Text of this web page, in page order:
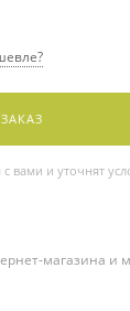
вами и уточнят
магазина и